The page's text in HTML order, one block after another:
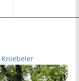
Kniebeler